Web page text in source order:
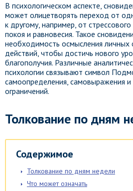
В психологическом аспекте,
может олицетворять переход от
к другому, например, от
покоя и равновесия. Такое
необходимость осмысления
действий, чтобы достичь нового
благополучия. Различные
психологии связывают символ
самоопределения, самовыражения
ограничений.
Толкование по дням
Содержимое
Толкование по дням недели
Что может означать